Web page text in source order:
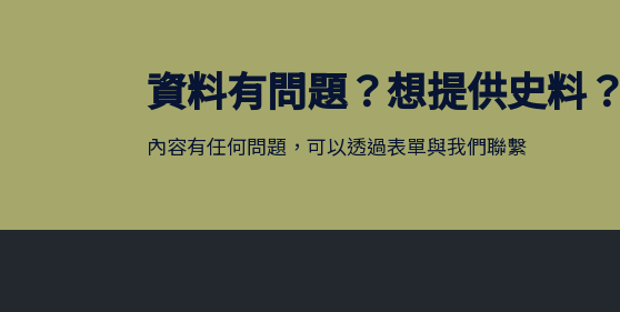
資料有問題？想提供史料？
內容有任何問題，可以透過表單與我們聯繫